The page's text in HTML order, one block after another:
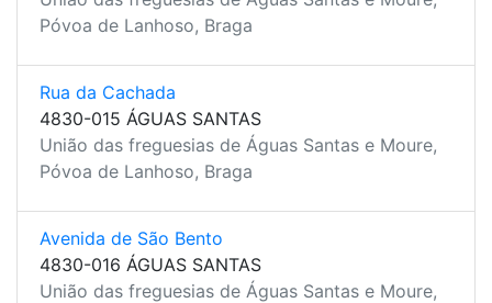
Póvoa de Lanhoso, Braga
Rua da Cachada
4830-015 ÁGUAS SANTAS
União das freguesias de Águas Santas e Moure,
Póvoa de Lanhoso, Braga
Avenida de São Bento
4830-016 ÁGUAS SANTAS
União das freguesias de Águas Santas e Moure,